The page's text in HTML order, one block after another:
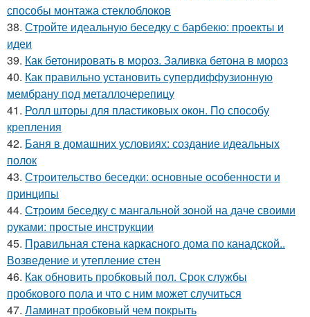
способы монтажа стеклоблоков
38. Стройте идеальную беседку с барбекю: проекты и
идеи
39. Как бетонировать в мороз. Заливка бетона в мороз
40. Как правильно установить супердиффузионную
мембрану под металлочерепицу
41. Ролл шторы для пластиковых окон. По способу
крепления
42. Баня в домашних условиях: создание идеальных
полок
43. Строительство беседки: основные особенности и
принципы
44. Строим беседку с мангальной зоной на даче своими
руками: простые инструкции
45. Правильная стена каркасного дома по канадской..
Возведение и утепление стен
46. Как обновить пробковый пол. Срок службы
пробкового пола и что с ним может случиться
47. Ламинат пробковый чем покрыть